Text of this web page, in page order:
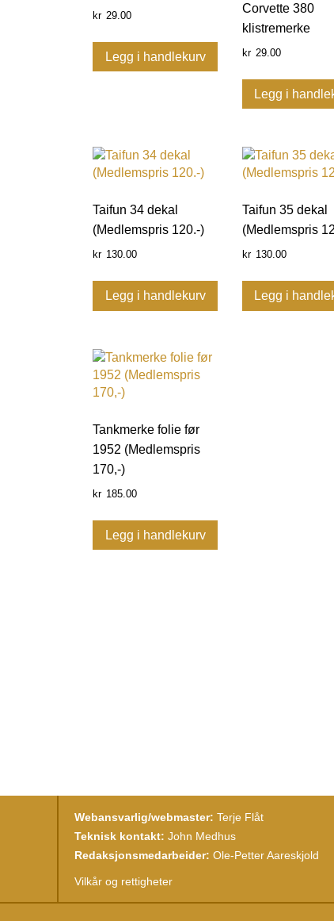
kr 29.00
Legg i handlekurv
Corvette 380
klistremerke
kr 29.00
Legg i
Taifun 34 dekal
(Medlemspris 120.-)
kr 130.00
Legg i handlekurv
Taifun 35 dekal
(Medlemspris
kr 130.00
Legg i
Tankmerke folie før
1952 (Medlemspris
170,-)
kr 185.00
Legg i handlekurv
Webansvarlig/webmaster: Terje Flåt
Teknisk kontakt: John Medhus
Redaksjonsmedarbeider: Ole-Petter Aareskjold
Vilkår og rettigheter